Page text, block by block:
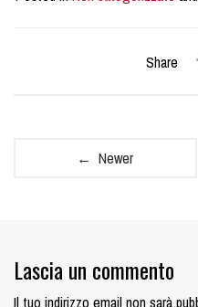
Share
← Newer
Lascia un commento
Il tuo indirizzo email non sarà